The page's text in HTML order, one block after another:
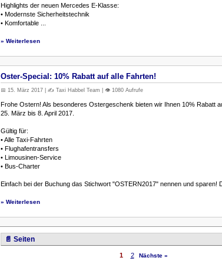
Highlights der neuen Mercedes E-Klasse:
• Modernste Sicherheitstechnik
• Komfortable ...
» Weiterlesen
Oster-Special: 10% Rabatt auf alle Fahrten!
📅 15. März 2017 | ✍️ Taxi Habbel Team | 👁️ 1080 Aufrufe
Frohe Ostern! Als besonderes Ostergeschenk bieten wir Ihnen 10% Rabatt
25. März bis 8. April 2017.
Gültig für:
• Alle Taxi-Fahrten
• Flughafentransfers
• Limousinen-Service
• Bus-Charter
Einfach bei der Buchung das Stichwort "OSTERN2017" nennen und sparen!
» Weiterlesen
📄 Seiten
1 2 Nächste »